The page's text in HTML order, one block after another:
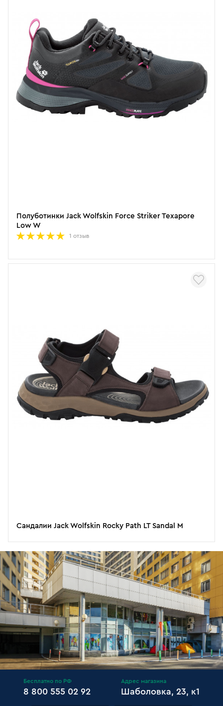
Полуботинки Jack Wolfskin Force Striker Texapore
Low W
1 отзыв
Сандалии Jack Wolfskin Rocky Path LT Sandal M
Бесплатно по РФ
8 800 555 02 92
Адрес магазина
Шаболовка, 23, к1